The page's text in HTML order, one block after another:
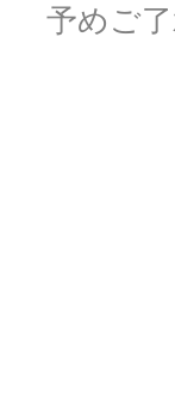
予めご了